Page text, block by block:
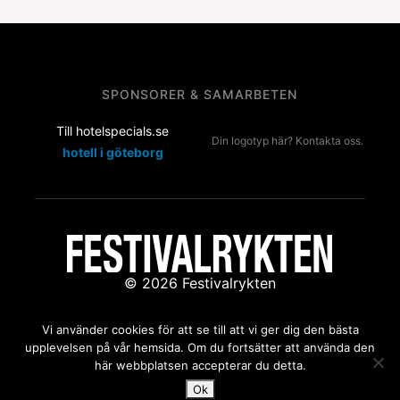
SPONSORER & SAMARBETEN
Till hotelspecials.se
hotell i göteborg
Din logotyp här? Kontakta oss.
© 2026 Festivalrykten
Kontakta oss:redaktion@festivalrykten.se
Vi använder cookies för att se till att vi ger dig den bästa
upplevelsen på vår hemsida. Om du fortsätter att använda den
här webbplatsen accepterar du detta.
Ok